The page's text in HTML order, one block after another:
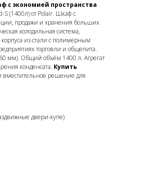
с экономией пространства
(1400л) от Polair. Шкаф с
продажи и хранения больших
холодильная система,
из стали с полимерным
торговли и общепита.
мм). Общий объём 1400 л. Агрегат
конденсата. Купить
вместительное решение для
двери-купе)